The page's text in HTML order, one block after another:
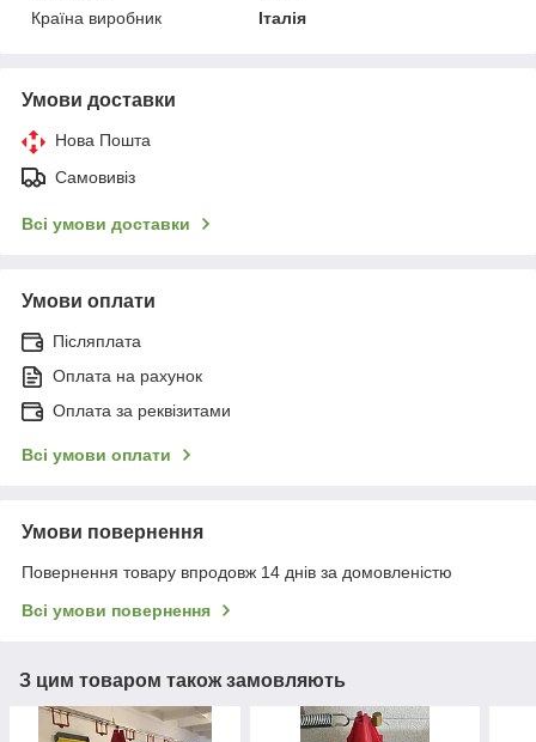
Країна виробник
Італія
Умови доставки
Нова Пошта
Самовивіз
Всі умови доставки
Умови оплати
Післяплата
Оплата на рахунок
Оплата за реквізитами
Всі умови оплати
Умови повернення
Повернення товару впродовж 14 днів за домовленістю
Всі умови повернення
З цим товаром також замовляють